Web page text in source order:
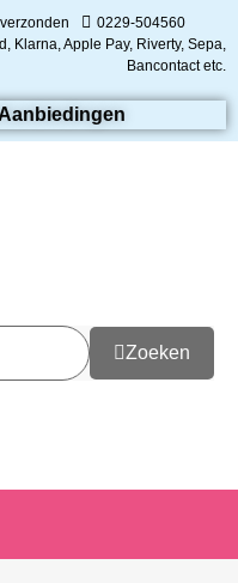
0229-504560
Klarna, Apple Pay, Riverty, Sepa,
Bancontact etc.
Zoeken